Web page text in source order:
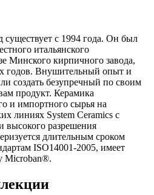
с 1994 года. Он был
итальянского
Минского кирпичного завода,
годов. Внушительный опыт и
создать безупречный по своим
продукт. Керамика
и импортного сырья на
линиях System Ceramics с
высокого разрешения
длительным сроком
ISO14001-2005, имеет
Microban®.